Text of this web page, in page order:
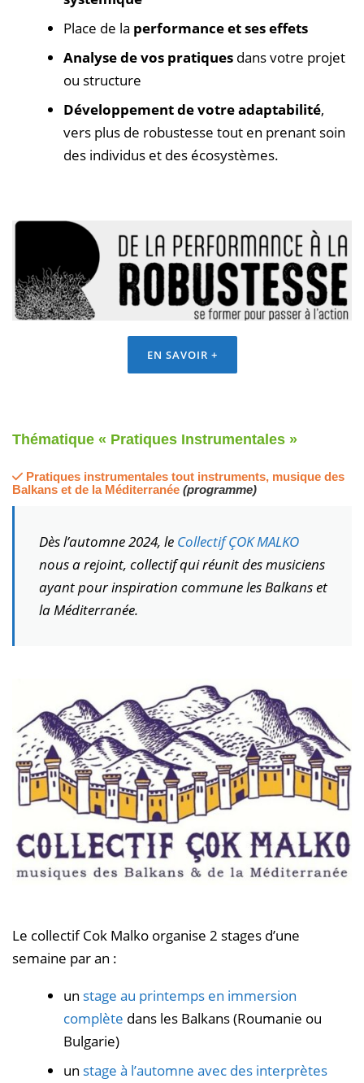
Place de la performance et ses effets
Analyse de vos pratiquesdans votre projet
ou structure
Développement de votre adaptabilité,
vers plus de robustesse tout en prenant soin
des individus et des écosystèmes.
EN SAVOIR +
Thématique « Pratiques Instrumentales »
Pratiques instrumentales tout instruments, musique des
Balkans et de la Méditerranée (programme)
Dès l’automne 2024, le Collectif ÇOK MALKO
nous a rejoint, collectif qui réunit des musiciens
ayant pour inspiration commune les Balkans et
la Méditerranée.
Le collectif Cok Malko organise 2 stages d’une
semaine par an :
un stage au printemps en immersion
complète dans les Balkans (Roumanie ou
Bulgarie)
un stage à l’automne avec des interprètes